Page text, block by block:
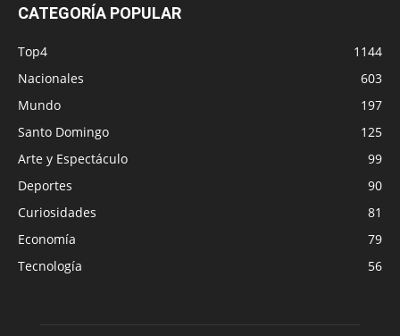
CATEGORÍA POPULAR
Top4
1144
Nacionales
603
Mundo
197
Santo Domingo
125
Arte y Espectáculo
99
Deportes
90
Curiosidades
81
Economía
79
Tecnología
56